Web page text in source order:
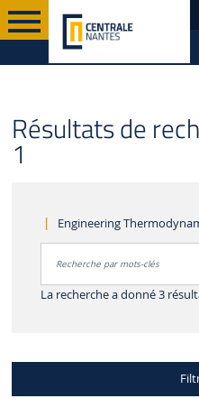
Résultats de
1
Engineering
La recherche a donné 3